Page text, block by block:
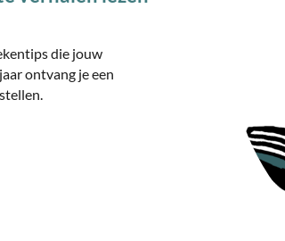
die jouw
ontvang je een